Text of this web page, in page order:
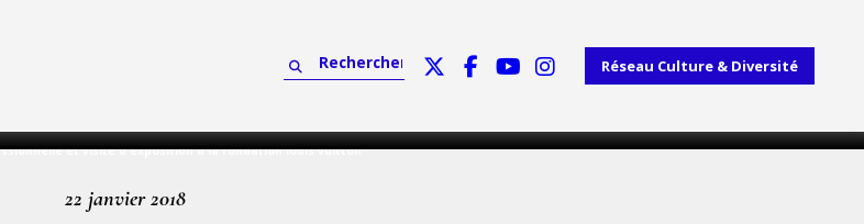
Réseau Culture & Diversité
et visite d'exposition à la fondation louis vuitton
22 janvier 2018